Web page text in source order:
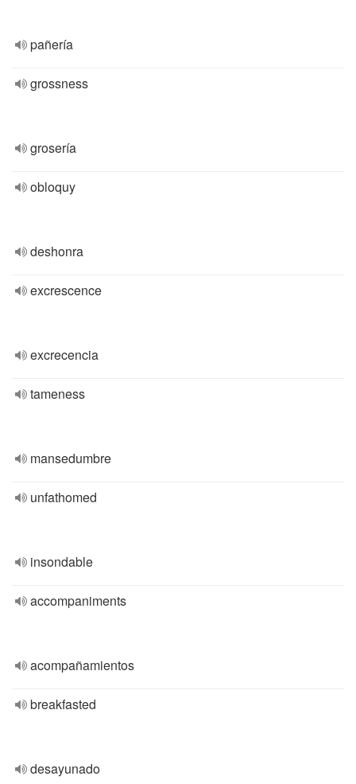
pañería
grossness
grosería
obloquy
deshonra
excrescence
excrecencia
tameness
mansedumbre
unfathomed
insondable
accompaniments
acompañamientos
breakfasted
desayunado